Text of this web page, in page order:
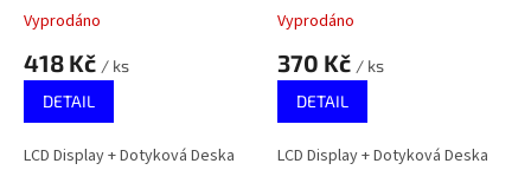
Vyprodáno
418 Kč / ks
DETAIL
LCD Display + Dotyková Deska
Vyprodáno
370 Kč / ks
DETAIL
LCD Display + Dotyková Deska